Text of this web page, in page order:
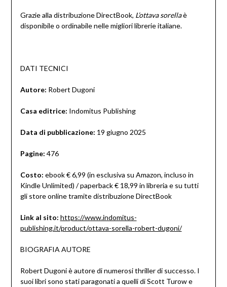
Grazie alla distribuzione DirectBook, L’ottava sorellaè
disponibile o ordinabile nelle migliori librerie italiane.
DATI TECNICI
Autore: Robert Dugoni
Casa editrice: Indomitus Publishing
Data di pubblicazione: 19 giugno 2025
Pagine: 476
Costo: ebook € 6,99 (in esclusiva su Amazon, incluso in
Kindle Unlimited) / paperback € 18,99 in libreria e su tutti
gli store online tramite distribuzione DirectBook
Link al sito: https://www.indomitus-
publishing.it/product/ottava-sorella-robert-dugoni/
BIOGRAFIA AUTORE
Robert Dugoni è autore di numerosi thriller di successo. I
suoi libri sono stati paragonati a quelli di Scott Turow e